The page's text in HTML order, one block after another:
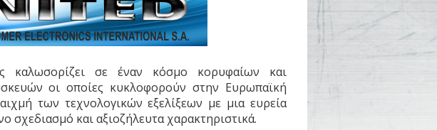
καλωσορίζει σε έναν κόσμο κορυφαίων και
οι οποίες κυκλοφορούν στην Ευρωπαϊκή
των τεχνολογικών εξελίξεων με μια ευρεία
και αξιοζήλευτα χαρακτηριστικά.